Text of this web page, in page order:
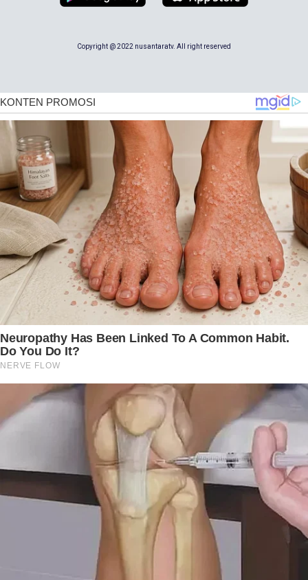
Copyright @ 2022 nusantaratv. All right reserved